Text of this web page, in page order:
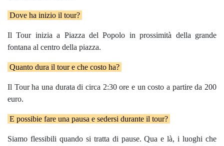
Dove ha inizio il tour?
Il Tour inizia a Piazza del Popolo in prossimità della grande
fontana al centro della piazza.
Quanto dura il tour e che costo ha?
Il Tour ha una durata di circa 2:30 ore e un costo a partire da 200
euro.
E possibie fare una pausa e sedersi durante il tour?
Siamo flessibili quando si tratta di pause. Qua e là, i luoghi che